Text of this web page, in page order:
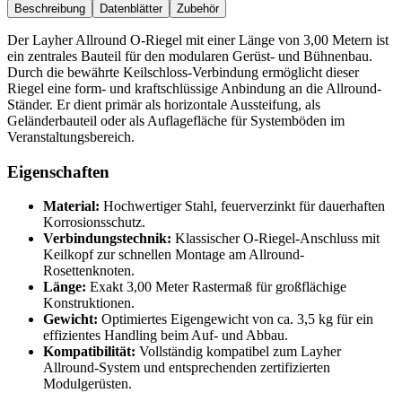
Beschreibung
Datenblätter Zubehör
Der Layher Allround O-Riegel mit einer Länge von 3,00 Metern ist
ein zentrales Bauteil für den modularen Gerüst- und Bühnenbau.
Durch die bewährte Keilschloss-Verbindung ermöglicht dieser
Riegel eine form- und kraftschlüssige Anbindung an die Allround-
Ständer. Er dient primär als horizontale Aussteifung, als
Geländerbauteil oder als Auflagefläche für Systemböden im
Veranstaltungsbereich.
Eigenschaften
Material: Hochwertiger Stahl, feuerverzinkt für dauerhaften
Korrosionsschutz.
Verbindungstechnik: Klassischer O-Riegel-Anschluss mit
Keilkopf zur schnellen Montage am Allround-
Rosettenknoten.
Länge: Exakt 3,00 Meter Rastermaß für großflächige
Konstruktionen.
Gewicht: Optimiertes Eigengewicht von ca. 3,5 kg für ein
effizientes Handling beim Auf- und Abbau.
Kompatibilität: Vollständig kompatibel zum Layher
Allround-System und entsprechenden zertifizierten
Modulgerüsten.